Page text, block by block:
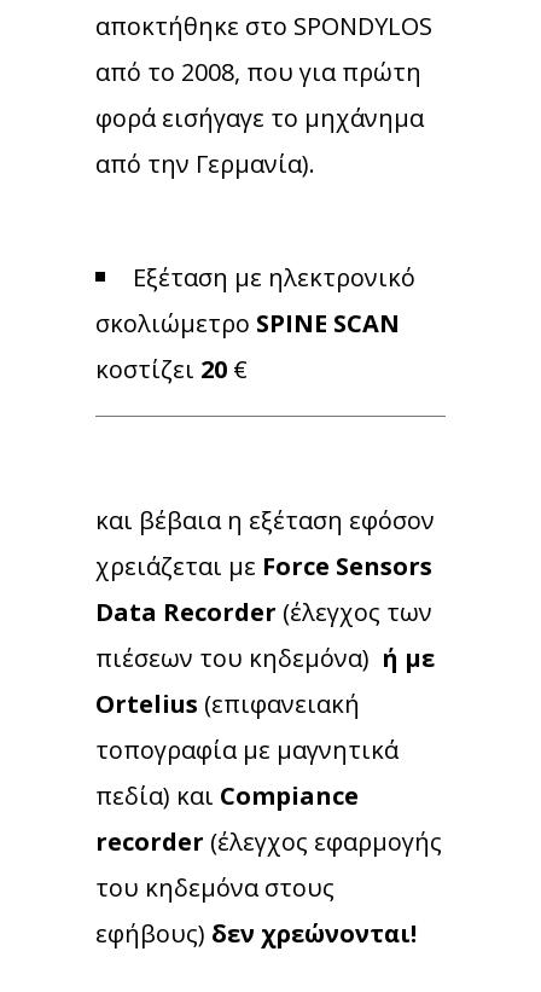
αποκτήθηκε στο SPONDYLOS
από το 2008, που για πρώτη
φορά εισήγαγε το μηχάνημα
από την Γερμανία).
Εξέταση με ηλεκτρονικό
σκολιώμετρο SPINE SCAN
κοστίζει 20 €
και βέβαια η εξέταση εφόσον
χρειάζεται με Force Sensors
Data Recorder (έλεγχος των
πιέσεων του κηδεμόνα) ή με
Ortelius (επιφανειακή
τοπογραφία με μαγνητικά
πεδία) και Compiance
recorder (έλεγχος εφαρμογής
του κηδεμόνα στους
εφήβους) δεν χρεώνονται!